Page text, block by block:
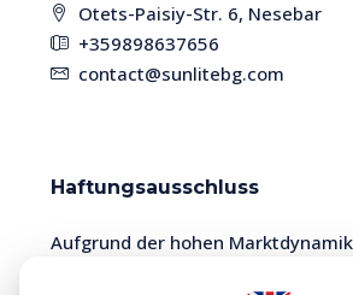
Otets-Paisiy-Str. 6, Nesebar
+359898637656
contact@sunlitebg.com
Haftungsausschluss
Aufgrund der hohen